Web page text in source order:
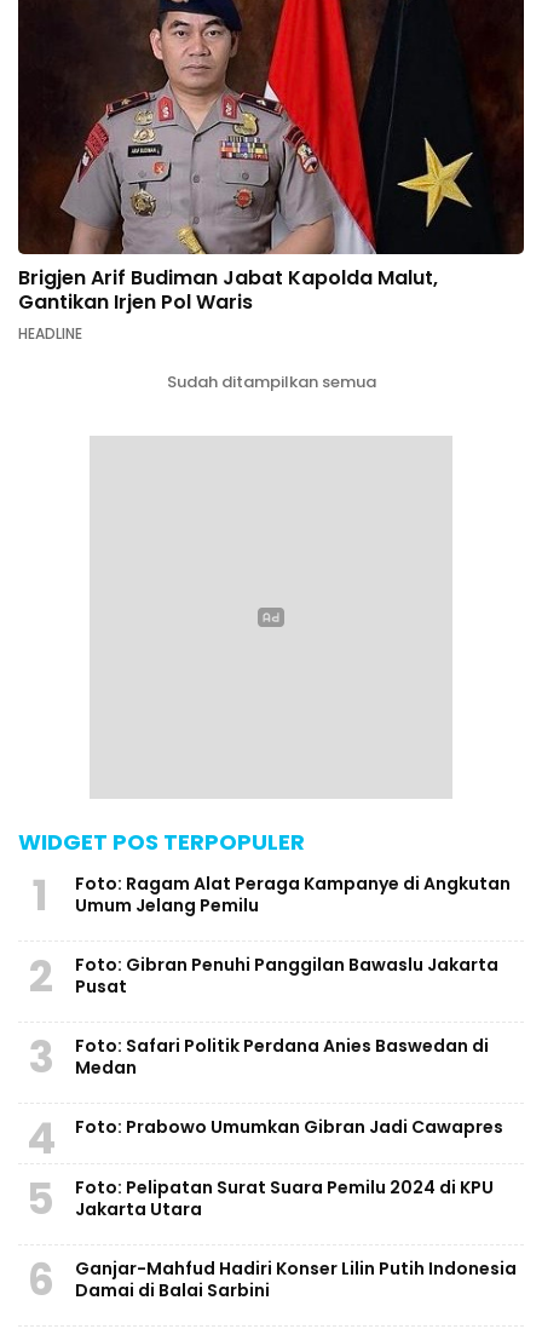
Brigjen Arif Budiman Jabat Kapolda Malut,
Gantikan Irjen Pol Waris
HEADLINE
Sudah ditampilkan semua
WIDGET POS TERPOPULER
1
Foto: Ragam Alat Peraga Kampanye di Angkutan
Umum Jelang Pemilu
2
Foto: Gibran Penuhi Panggilan Bawaslu Jakarta
Pusat
3
Foto: Safari Politik Perdana Anies Baswedan di
Medan
4 Foto: Prabowo Umumkan Gibran Jadi Cawapres
5
Foto: Pelipatan Surat Suara Pemilu 2024 di KPU
Jakarta Utara
6
Ganjar-Mahfud Hadiri Konser Lilin Putih Indonesia
Damai di Balai Sarbini